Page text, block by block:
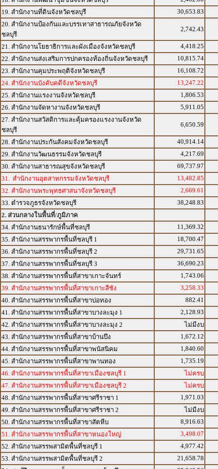
19. สำนักงานที่ดินจังหวัดชลบุรี
30,653.83
20. สำนักงานป้องกันและบรรเทาสาธารณภัยจังหวัด
ชลบุรี
2,742.43
21. สำนักงานโยธาธิการและผังเมืองจังหวัดชลบุรี
4,418.25
22. สำนักงานส่งเสริมการปกครองท้องถิ่นจังหวัดชลบุรี
10,815.74
23. สำนักงานคุมประพฤติจังหวัดชลบุรี
16,108.72
24. สำนักงานบังคับคดีจังหวัดชลบุรี
13,247.22
25. สำนักงานแรงงานจังหวัดชลบุรี
1,806.53
26. สำนักงานจัดหางานจังหวัดชลบุรี
5,911.05
27. สำนักงานสวัสดิการและคุ้มครองแรงงานจังหวัด
ชลบุรี
6,650.59
28. สำนักงานประกันสังคมจังหวัดชลบุรี
40,914.14
29. สำนักงานวัฒนธรรมจังหวัดชลบุรี
4,217.69
30. สำนักงานสาธารณสุขจังหวัดชลบุรี
69,737.97
31. สำนักงานอุตสาหกรรมจังหวัดชลบุรี
13,482.85
32. สำนักงานพระพุทธศาสนาจังหวัดชลบุรี
2,669.61
33. ตำรวจภูธรจังหวัดชลบุรี
38,248.83
2. ส่วนกลางในพื้นที่/ภูมิภาค
34. สำนักงานธนารักษ์พื้นที่ชลบุรี
11,369.32
35. สำนักงานสรรพากรพื้นที่ชลบุรี 1
18,700.47
36. สำนักงานสรรพากรพื้นที่ชลบุรี 2
29,731.65
37. สำนักงานสรรพากรพื้นที่ชลบุรี 3
36,690.23
38. สำนักงานสรรพากรพื้นที่สาขาเกาะจันทร์
1,743.06
39. สำนักงานสรรพากรพื้นที่สาขาเกาะสีชัง
3,258.33
40. สำนักงานสรรพากรพื้นที่สาขาบ่อทอง
882.41
41. สำนักงานสรรพากรพื้นที่สาขาบางละมุง 1
2,128.93
42. สำนักงานสรรพากรพื้นที่สาขาบางละมุง 2
ไม่มีงบ
43. สำนักงานสรรพากรพื้นที่สาขาบ้านบึง
1,672.12
44. สำนักงานสรรพากรพื้นที่สาขาพนัสนิคม
1,840.60
45. สำนักงานสรรพากรพื้นที่สาขาพานทอง
1,735.19
46. สำนักงานสรรพากรพื้นที่สาขาเมืองชลบุรี 1
ไม่ครบ
47. สำนักงานสรรพากรพื้นที่สาขาเมืองชลบุรี 2
ไม่ครบ
48. สำนักงานสรรพากรพื้นที่สาขาศรีราชา 1
1,971.03
49. สำนักงานสรรพากรพื้นที่สาขาศรีราชา 2
ไม่มีงบ
50. สำนักงานสรรพากรพื้นที่สาขาสัตหีบ
8,916.63
51. สำนักงานสรรพากรพื้นที่สาขาหนองใหญ่
3,498.07
52. สำนักงานสรรพสามิตพื้นที่ชลบุรี 1
4,977.42
53. สำนักงานสรรพสามิตพื้นที่ชลบุรี 2
21,658.78